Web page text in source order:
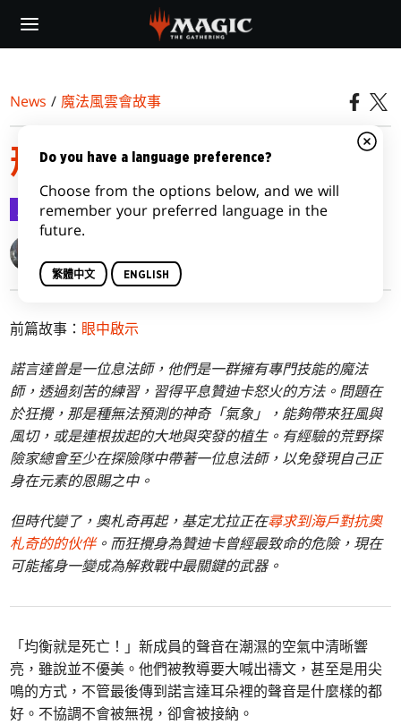
main
News / 魔法風雲會故事
形塑軍伍
魔法風雲會故事 2024-05-15
前篇故事： 眼中啟示
諾言達曾是一位息法師，他們是一群擁有專門技能的魔法
師，透過刻苦的練習，習得平息贊迪卡怒火的方法。問題在
於狂攪，那是種無法預測的神奇「氣象」，能夠帶來狂風與
風切，或是連根拔起的大地與突發的植生。有經驗的荒野探
險家總會至少在探險隊中帶著一位息法師，以免發現自己正
身在元素的恩賜之中。
但時代變了，奧札奇再起，基定尤拉正在尋求到海戶對抗奧
札奇的的伙伴。而狂攪身為贊迪卡曾經最致命的危險，現在
可能搖身一變成為解救戰中最關鍵的武器。
「均衡就是死亡！」新成員的聲音在潮濕的空氣中清晰響
亮，雖說並不優美。他們被教導要大喊出禱文，甚至是用尖
鳴的方式，不管最後傳到諾言達耳朵裡的聲音是什麼樣的都
好。不協調不會被無視，卻會被接納。
Do you have a language preference?
Choose from the options below, and we will
remember your preferred language in the
future.
繁體中文 ENGLISH